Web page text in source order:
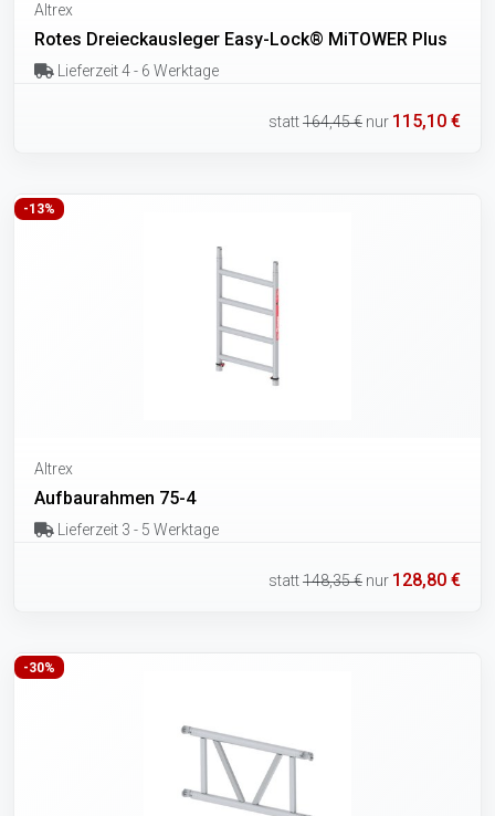
Altrex
Rotes Dreieckausleger Easy-Lock® MiTOWER Plus
Lieferzeit 4 - 6 Werktage
statt164,45 € nur 115,10 €
-13%
Altrex
Aufbaurahmen 75-4
Lieferzeit 3 - 5 Werktage
statt148,35 € nur 128,80 €
-30%